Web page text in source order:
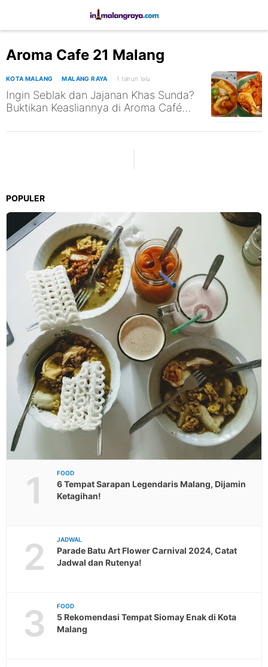
Aroma Cafe 21 Malang
KOTA MALANG MALANG RAYA 1 tahun lalu
Ingin Seblak dan Jajanan Khas Sunda?
Buktikan Keasliannya di Aroma Café
POPULER
1 FOOD
6 Tempat Sarapan Legendaris Malang, Dijamin
Ketagihan!
2 JADWAL
Parade Batu Art Flower Carnival 2024, Catat
Jadwal dan Rutenya!
3 FOOD
5 Rekomendasi Tempat Siomay Enak di Kota
Malang